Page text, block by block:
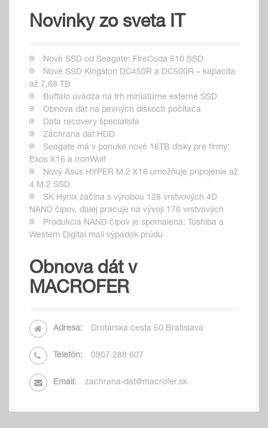
Novinky zo sveta IT
Nové SSD od Seagate: FireCuda 510 SSD
Nové SSD Kingston DC450R a DC500R – kapacita
až 7,68 TB
Buffalo uvádza na trh miniatúrne externé SSD
Obnova dát na pevných diskoch počítača
Data recovery špecialista
Záchrana dát HDD
Seagate má v ponuke nové 16TB disky pre firmy:
Exos X16 a IronWolf
Nový Asus HYPER M.2 X16 umožňuje pripojenie až
4 M.2 SSD
SK Hynix začína s výrobou 128 vrstvových 4D
NAND čipov, ďalej pracuje na vývoji 176 vrstvových
Produkcia NAND čipov je spomalená: Toshiba a
Western Digital mali výpadok prúdu
Obnova dát v
MACROFER
Adresa: Drotárska cesta 50 Bratislava
Telefón: 0907 288 607
Email: zachrana-dat@macrofer.sk